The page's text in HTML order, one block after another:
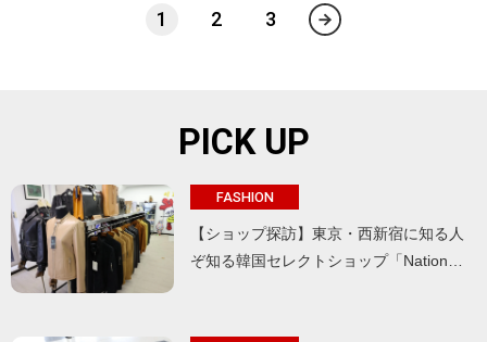
1 2 3
PICK UP
FASHION
【ショップ探訪】東京・西新宿に知る人
ぞ知る韓国セレクトショップ「Nation…